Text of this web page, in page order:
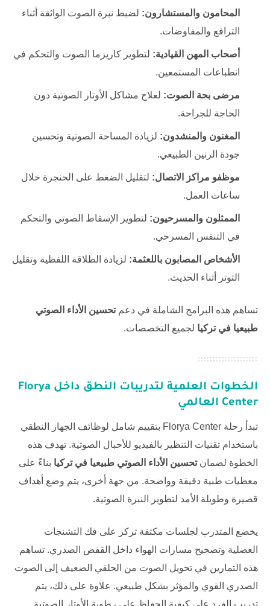
المحامون والمستشارون: لضبط نبرة الصوت الواثقة أثناء
الترافع والمفاوضات.
أصحاب المهن القيادية: لتطوير كاريزما الصوت والتحكم في
انطباعات المستمعين.
مرضى بحة الصوت: لعلاج مشاكل الأوتار الصوتية دون
الحاجة للجراحة.
المغنون والمنشدون: لزيادة المساحة الصوتية وتحسين
جودة الرنين الطبيعي.
موظفو مراكز الاتصال: لتقليل الضغط على الحنجرة خلال
ساعات العمل.
الممثلون والمسرحيون: لتطوير الإسقاط الصوتي والتحكم
في التنفس المسرحي.
الأشخاص المصابون باللعثمة: لزيادة الطلاقة اللفظية وتقليل
التوتر أثناء الحديث.
تساهم هذه البرامج الشاملة في دعمتحسين الأداء الصوتي
طبيعيا في تركيا لجميع التخصصات.
الخطوات العلمية لتدريبات النطق داخل Florya
Center العالمي
تبدأ رحلة Florya Center بتقييم شامل لوظائف الجهاز النطقي
باستخدام تقنيات التنظير بالفيديو للأحبال الصوتية. تهدف هذه
الخطوة لضمانتحسين الأداء الصوتي طبيعيا في تركيا بناءً على
معطيات طبية دقيقة وواضحة. من جهة أخرى، يتم وضع أهداف
قصيرة وطويلة الأمد لتطوير النبرة الصوتية.
يخضع المتدرب لجلسات مكثفة تركز على فك التشنجات
العضلية وتصحيح مسارات الهواء داخل القفص الصدري. تساهم
هذه التمارين في تحويل الصوت من الحلقي الضعيف إلى الصوت
الصدري القوي والمؤثر بشكل طبيعي. علاوة على ذلك، يتم
تدريب الفرد على كيفية الحفاظ على رطوبة الأوتار الصوتية.